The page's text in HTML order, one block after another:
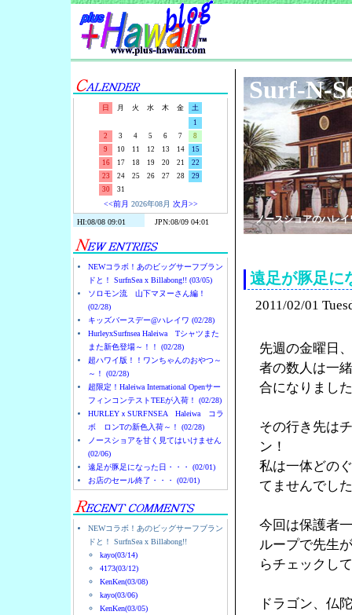
日 月 火 水 木 金
土
1
2
3 4 5 6 7
8
9
10 11 12 13 14
15
16
17 18 19 20 21
22
23
24 25 26 27 28
29
30
31
<<前月 2026年08月 次月>>
NEWコラボ！あのビッグサーフブラン
ドと！ SurfnSea x Billabong!! (03/05)
ソロモン流 山下マヌーさん編！
(02/28)
キッズバースデー@ハレイワ (02/28)
HurleyxSurfnsea Haleiwa Tシャツまた
また新色登場～！！ (02/28)
超ハワイ版！！ワンちゃんのおやつ～
～！ (02/28)
超限定！Haleiwa International Openサー
フィンコンテストTEEが入荷！ (02/28)
HURLEYｘSURFNSEA Haleiwa コラ
ボ ロンTの新色入荷～！ (02/28)
ノースショアを甘く見てはいけません
(02/06)
遠足が豚足になった日・・・ (02/01)
お店のセール終了・・・ (02/01)
NEWコラボ！あのビッグサーフブラン
ドと！ SurfnSea x Billabong!!
kayo(03/14)
4173(03/12)
KenKen(03/08)
kayo(03/06)
KenKen(03/05)
Surf-N-
ノースショアのハレ
遠足が豚足に
2011/02/01
先週の金曜日
者の数人は一
合になりまし
その行き先は
ン！
私は一体どの
てませんでし
今回は保護者
ループで先生
らチェックし
ドラゴン、仏